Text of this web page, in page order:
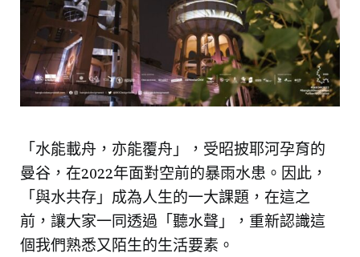
「水能載舟，亦能覆舟」，受昭披耶河孕育的
曼谷，在2022年面對空前的暴雨水患。因此，
「與水共存」成為人生的一大課題，在這之
前，讓大家一同透過「聽水聲」，重新認識這
個我們熟悉又陌生的生活要素。